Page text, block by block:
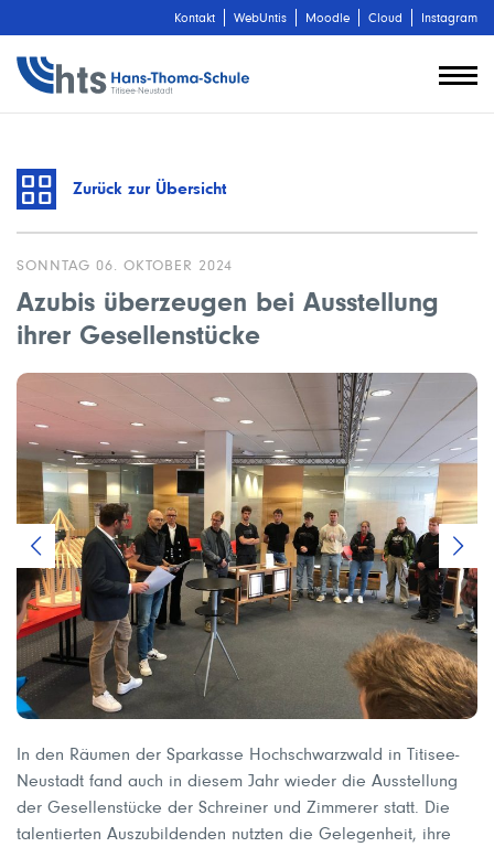
Kontakt WebUntis Moodle Cloud Instagram
Zurück zur Übersicht
SONNTAG 06. OKTOBER 2024
Azubis überzeugen bei Ausstellung
ihrer Gesellenstücke
In den Räumen der Sparkasse Hochschwarzwald in Titisee-
Neustadt fand auch in diesem Jahr wieder die Ausstellung
der Gesellenstücke der Schreiner und Zimmerer statt. Die
talentierten Auszubildenden nutzten die Gelegenheit, ihre